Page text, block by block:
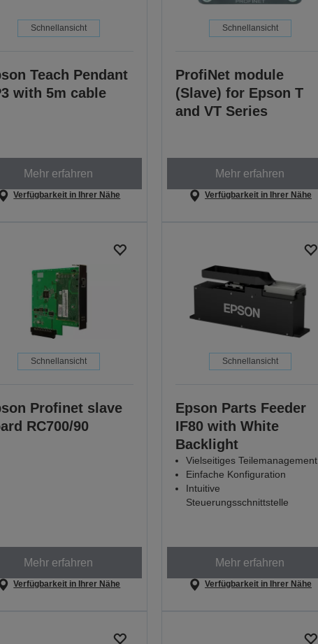
Schnellansicht
Teach Pendant
with 5m cable
Mehr erfahren
Verfügbarkeit in Ihrer Nähe
Schnellansicht
ProfiNet module
(Slave) for Epson T
and VT Series
Mehr erfahren
Verfügbarkeit in Ihrer Nähe
Schnellansicht
Profinet slave
RC700/90
Mehr erfahren
Verfügbarkeit in Ihrer Nähe
Schnellansicht
Epson Parts Feeder
IF80 with White
Backlight
Vielseitiges Teilemanagement
Einfache Konfiguration
Intuitive
Steuerungsschnittstelle
Mehr erfahren
Verfügbarkeit in Ihrer Nähe